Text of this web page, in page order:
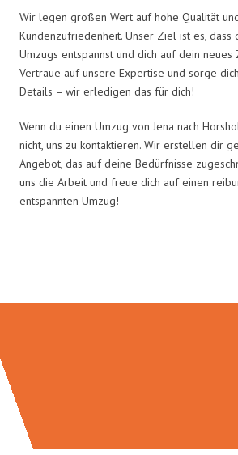
Wir legen großen Wert auf hohe Qualität
Kundenzufriedenheit. Unser Ziel ist es, dass
Umzugs entspannst und dich auf dein neues
Vertraue auf unsere Expertise und sorge
Details – wir erledigen das für dich!
Wenn du einen Umzug von Jena nach
nicht, uns zu kontaktieren. Wir erstellen dir
Angebot, das auf deine Bedürfnisse
uns die Arbeit und freue dich auf einen
entspannten Umzug!